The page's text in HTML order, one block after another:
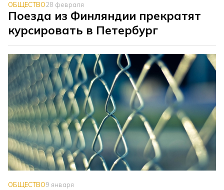
ОБЩЕСТВО28 февраля
Поезда из Финляндии прекратят
курсировать в Петербург
ОБЩЕСТВО9 января